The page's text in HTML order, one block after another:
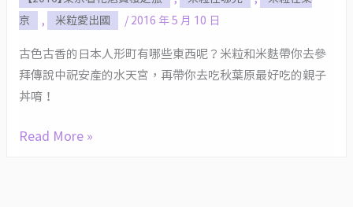
米
粒
愛
出
國
筑
屋
居
酒
淺
中、
京
, 米粒愛出國 / 2016 年 5 月 10 日
古色古香的日本人形町有哪些東西呢？米粒和米麩帶你去參
拜傳說中祝安產的水天宮，再帶你去吃秋葉原最好吃的親子
丼唷！
東
京
行
(一)
人
町、
Read More »